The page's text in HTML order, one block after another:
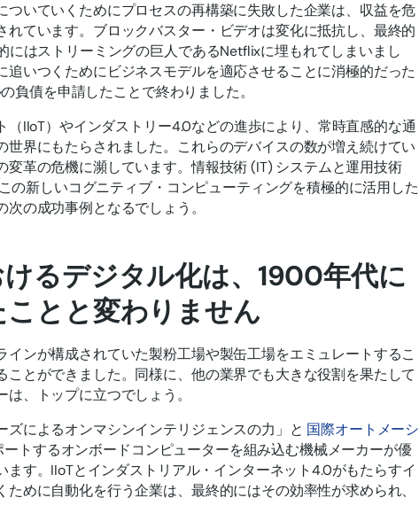
ついていくためにプロセスの再構築に失敗した企業は、収益を危
れています。ブロックバスター・ビデオは変化に抵抗し、最終的
にはストリーミングの巨人であるNetflixに埋もれてしまいまし
追いつくためにビジネスモデルを適応させることに消極的だった
負債を申請したことで終わりました。
IIoT）やインダストリー4.0などの進歩により、常時直感的な通
界にもたらされました。これらのデバイスの数が増え続けてい
変革の危機に瀕しています。情報技術 (IT) システムと運用技術
の新しいコグニティブ・コンピューティングを積極的に活用した
の成功事例となるでしょう。
るデジタル化は、1900年代に
とと変わりません
ンが構成されていた製粉工場や製缶工場をエミュレートするこ
ことができました。同様に、他の業界でも大きな役割を果たして
、トップに立つでしょう。
によるオンマシンインテリジェンスの力」と 国際オートメーシ
トするオンボードコンピューターを組み込む機械メーカーが優
す。IIoTとインダストリアル・インターネット4.0がもたらすイ
めに自動化を行う企業は、最終的にはその効率性が求められ、